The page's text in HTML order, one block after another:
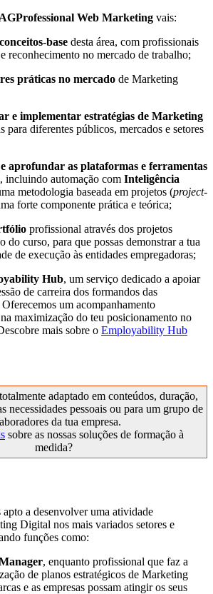
Web Marketing vais:
base desta área, com profissionais
reconhecimento no mercado de trabalho;
práticas no mercado de Marketing
e implementar estratégias de Marketing
para diferentes públicos, mercados e setores
aprofundar as plataformas e ferramentas
, incluindo automação com Inteligência
metodologia baseada em projetos (project-
forte componente prática e teórica;
profissional através dos projetos
do curso, para que possas demonstrar a tua
de execução às entidades empregadoras;
Hub, um serviço dedicado a apoiar
de carreira dos formandos das
um acompanhamento
maximização do teu posicionamento no
mais sobre o Employability Hub
adaptado em conteúdos, duração,
necessidades pessoais ou para um grupo de
da tua empresa.
sobre as nossas soluções de formação à
medida?
a desenvolver uma atividade
Digital nos mais variados setores e
funções como:
, enquanto profissional que faz a
de planos estratégicos de Marketing
e as empresas possam atingir os seus